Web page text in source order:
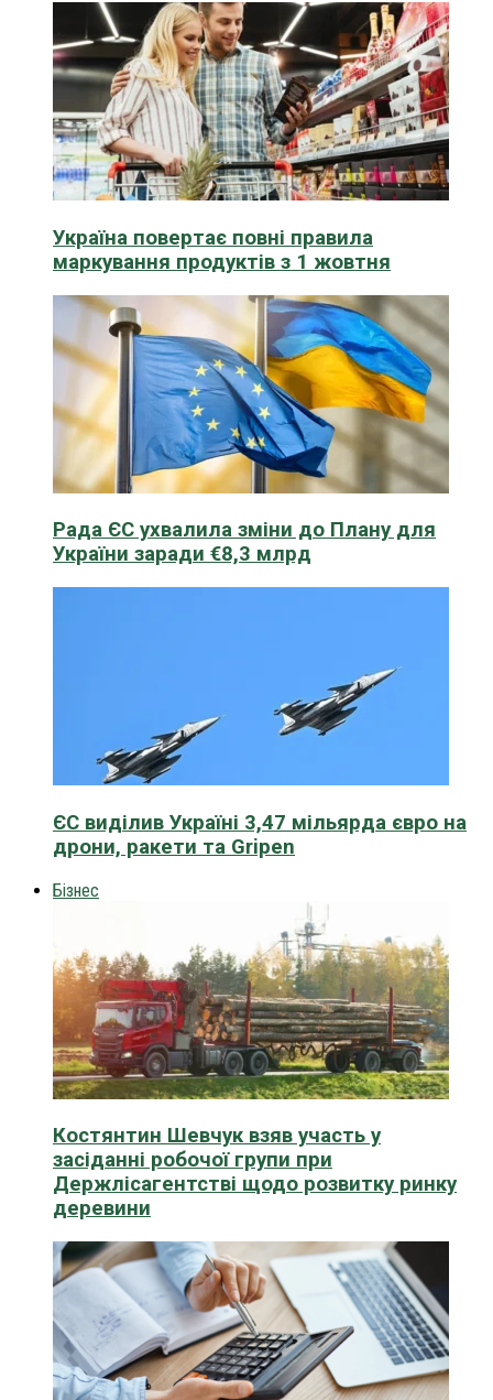
Україна повертає повні правила
маркування продуктів з 1 жовтня
Рада ЄС ухвалила зміни до Плану для
України заради €8,3 млрд
ЄС виділив Україні 3,47 мільярда євро на
дрони, ракети та Gripen
Бізнес
Костянтин Шевчук взяв участь у
засіданні робочої групи при
Держлісагентстві щодо розвитку ринку
деревини